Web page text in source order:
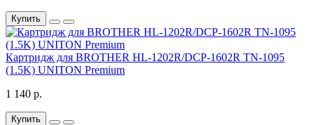
Купить
Картридж для BROTHER HL-1202R/DCP-1602R TN-1095
(1.5K) UNITON Premium
1 140 р.
Купить